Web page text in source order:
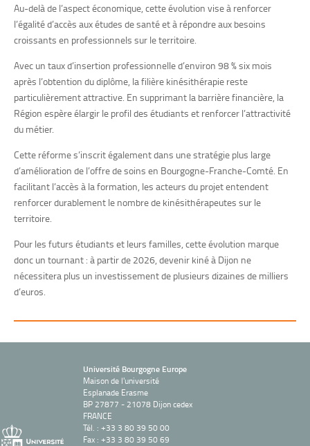
Au-delà de l’aspect économique, cette évolution vise à renforcer
l’égalité d’accès aux études de santé et à répondre aux besoins
croissants en professionnels sur le territoire.
Avec un taux d’insertion professionnelle d’environ 98 % six mois
après l’obtention du diplôme, la filière kinésithérapie reste
particulièrement attractive. En supprimant la barrière financière, la
Région espère élargir le profil des étudiants et renforcer l’attractivité
du métier.
Cette réforme s’inscrit également dans une stratégie plus large
d’amélioration de l’offre de soins en Bourgogne-Franche-Comté. En
facilitant l’accès à la formation, les acteurs du projet entendent
renforcer durablement le nombre de kinésithérapeutes sur le
territoire.
Pour les futurs étudiants et leurs familles, cette évolution marque
donc un tournant : à partir de 2026, devenir kiné à Dijon ne
nécessitera plus un investissement de plusieurs dizaines de milliers
d’euros.
Université Bourgogne Europe
Maison de l'université
Esplanade Erasme
BP 27877 - 21078 Dijon cedex
FRANCE
Tél. : +33 3 80 39 50 00
Fax : +33 3 80 39 50 69